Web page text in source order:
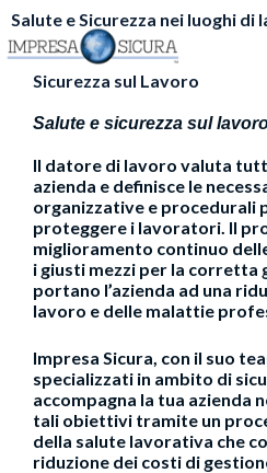
Salute e Sicurezza nei luoghi di
Sicurezza sul Lavoro
Salute e sicurezza sul
Il datore di lavoro valuta
azienda e definisce le
organizzative e procedurali
proteggere i lavoratori. Il
miglioramento continuo
i giusti mezzi per la corretta
portano l’azienda ad una
lavoro e delle malattie
Impresa Sicura, con il suo
specializzati in ambito di
accompagna la tua azienda
tali obiettivi tramite un
della salute lavorativa che
riduzione dei costi di